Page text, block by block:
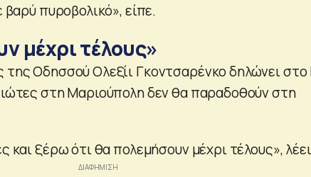
βαρύ πυροβολικό», είπε.
μέχρι τέλους»
Οδησσού Ολεξίι Γκοντσαρένκο δηλώνει στο
στη Μαριούπολη δεν θα παραδοθούν στη
και ξέρω ότι θα πολεμήσουν μέχρι τέλους»,